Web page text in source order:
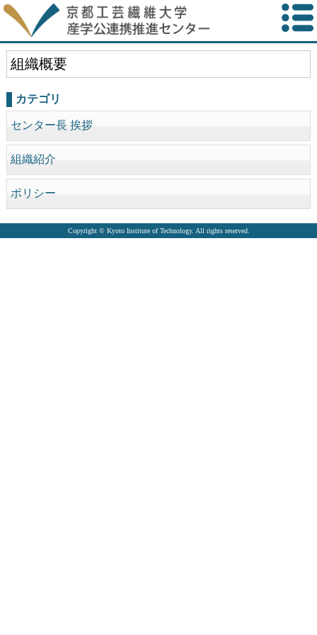
組織概要
カテゴリ
センター長 挨拶
組織紹介
ポリシー
Copyright © Kyoto Institute of Technology. All rights reserved.